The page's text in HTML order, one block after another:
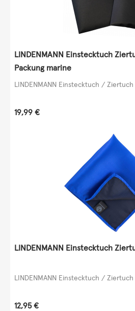
LINDENMANN Einstecktuch
Packung marine
LINDENMANN Einstecktuch /
Regulärer Preis:
19,99 €
LINDENMANN Einstecktuch
LINDENMANN Einstecktuch /
Regulärer Preis:
12,95 €